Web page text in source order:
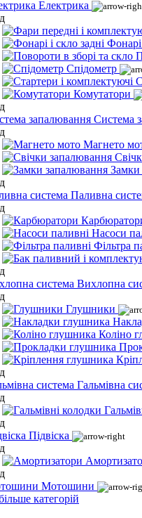
Електрика
Фонарі
Спідометр
Комутатори
Система
Магнето
Замки
Паливна
Насоси
Фільтра
Вихлопна
Глушники
Коліно
Гальмівна
Підвіска
Мотошини
категорій